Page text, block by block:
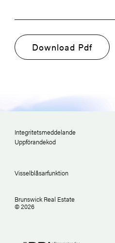
Download Pdf
Integritetsmeddelande
Uppförandekod
Visselblåsarfunktion
Brunswick Real Estate
© 2026